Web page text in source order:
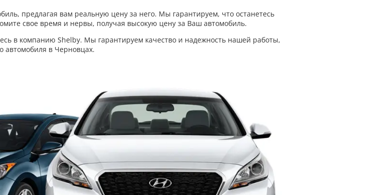
предлагая вам реальную цену за него. Мы гарантируем, что останетесь
свое время и нервы, получая высокую цену за Ваш автомобиль.
в компанию Shelby. Мы гарантируем качество и надежность нашей работы,
автомобиля в Черновцах.